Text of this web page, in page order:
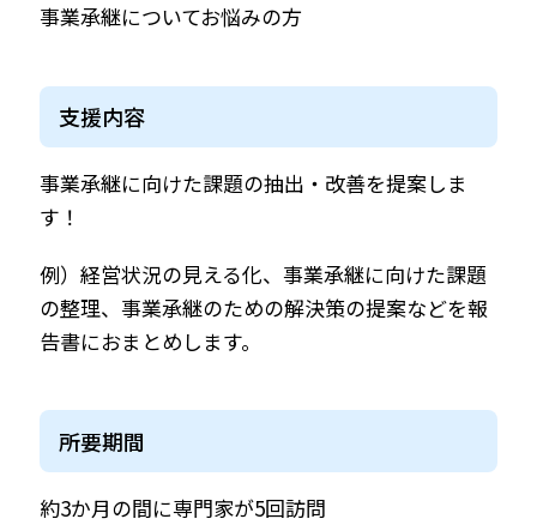
事業承継についてお悩みの方
支援内容
事業承継に向けた課題の抽出・改善を提案しま
す！
例）経営状況の見える化、事業承継に向けた課題
の整理、事業承継のための解決策の提案などを報
告書におまとめします。
所要期間
約3か月の間に専門家が5回訪問